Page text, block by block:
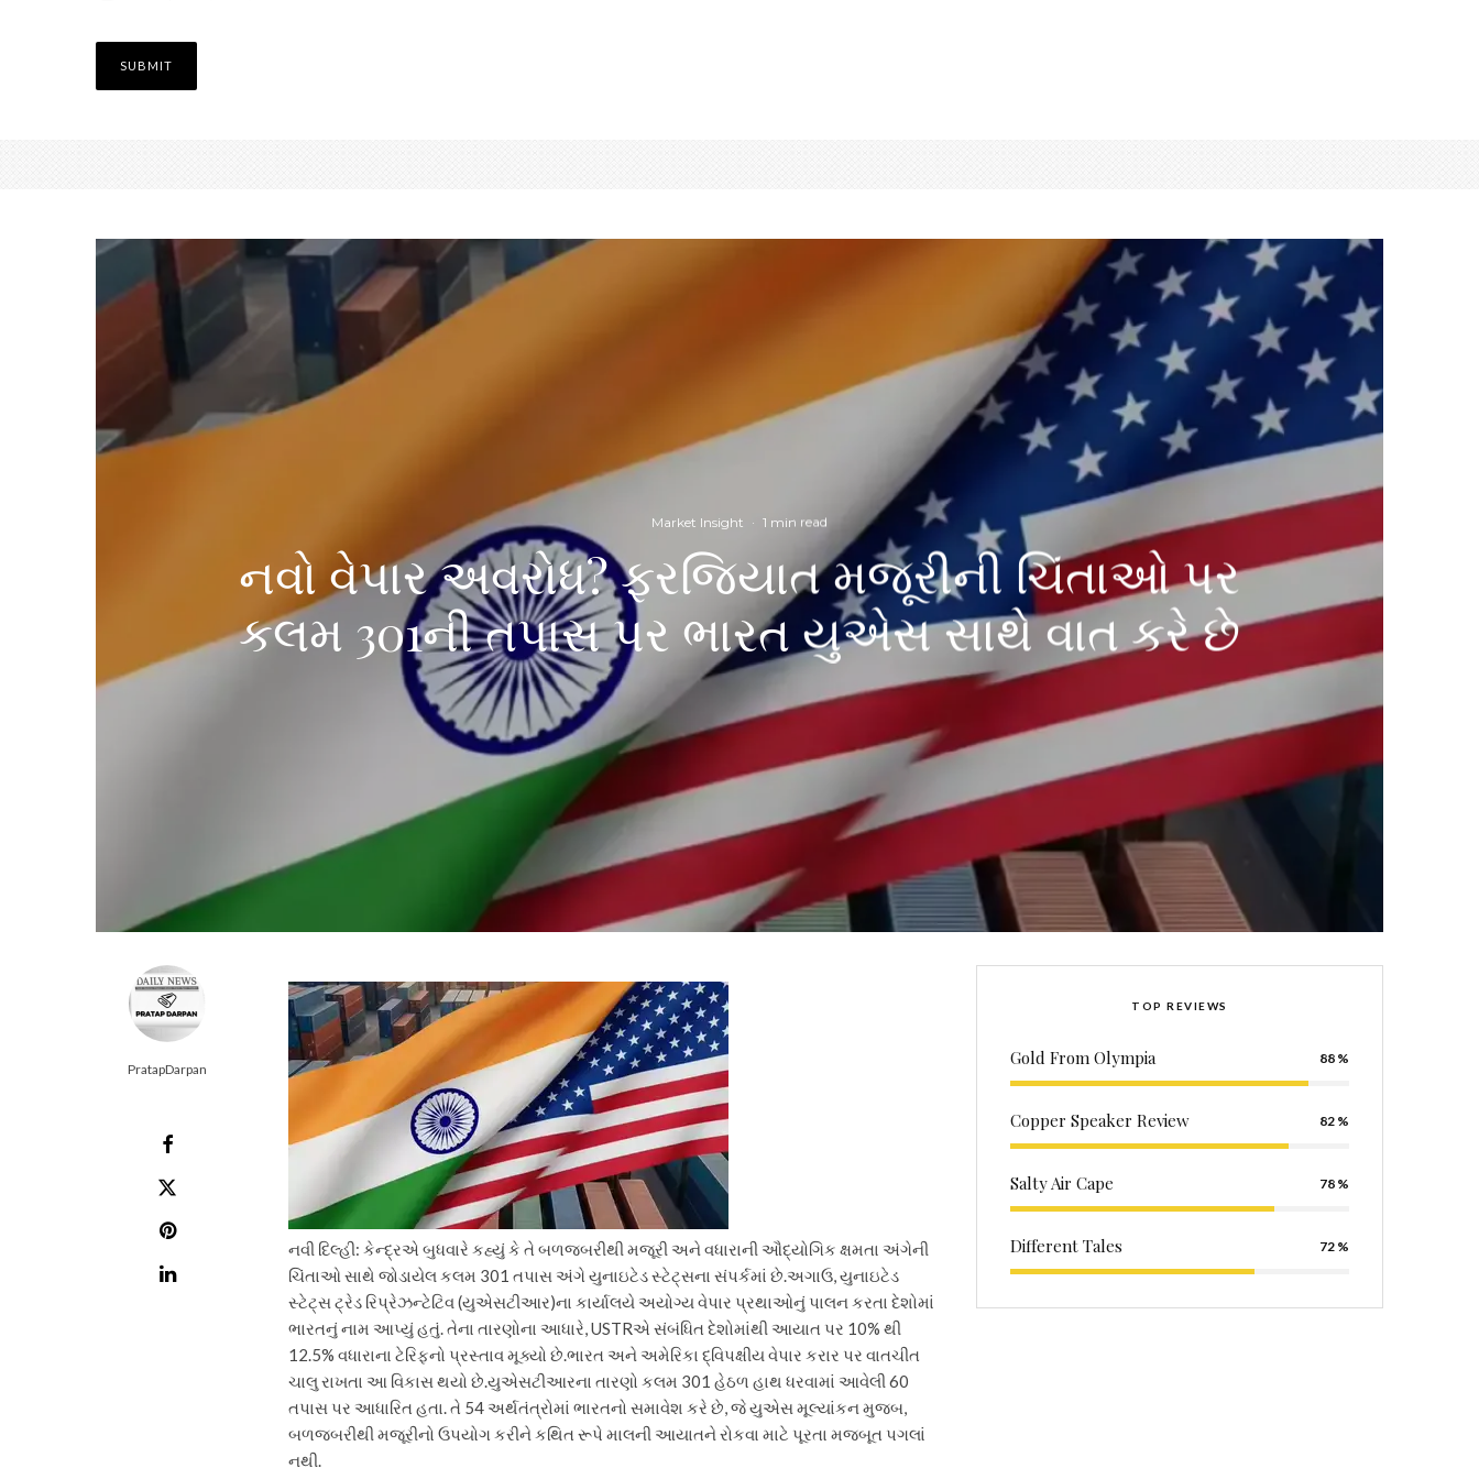
Market Insight · 1 min read
નવો વેપાર અવરોધ? ફરજિયાત મજૂરીની ચિંતાઓ પર
કલમ ​​301ની તપાસ પર ભારત યુએસ સાથે વાત કરે છે
PratapDarpan
નવી દિલ્હી: કેન્દ્રએ બુધવારે કહ્યું કે તે બળજબરીથી મજૂરી અને વધારાની ઔદ્યોગિક ક્ષમતા અંગેની
ચિંતાઓ સાથે જોડાયેલ કલમ 301 તપાસ અંગે યુનાઇટેડ સ્ટેટ્સના સંપર્કમાં છે.અગાઉ, યુનાઇટેડ
સ્ટેટ્સ ટ્રેડ રિપ્રેઝન્ટેટિવ ​​(યુએસટીઆર)ના કાર્યાલયે અયોગ્ય વેપાર પ્રથાઓનું પાલન કરતા દેશોમાં
ભારતનું નામ આપ્યું હતું. તેના તારણોના આધારે, USTRએ સંબંધિત દેશોમાંથી આયાત પર 10% થી
12.5% ​​વધારાના ટેરિફનો પ્રસ્તાવ મૂક્યો છે.ભારત અને અમેરિકા દ્વિપક્ષીય વેપાર કરાર પર વાતચીત
ચાલુ રાખતા આ વિકાસ થયો છે.યુએસટીઆરના તારણો કલમ 301 હેઠળ હાથ ધરવામાં આવેલી 60
તપાસ પર આધારિત હતા.તે 54 અર્થતંત્રોમાં ભારતનો સમાવેશ કરે છે, જે યુએસ મૂલ્યાંકન મુજબ,
બળજબરીથી મજૂરીનો ઉપયોગ કરીને કથિત રૂપે માલની આયાતને રોકવા માટે પૂરતા મજબૂત પગલાં
નથી.
TOP REVIEWS
Gold From Olympia 88
Copper Speaker Review 82
Salty Air Cape 78
Different Tales 72